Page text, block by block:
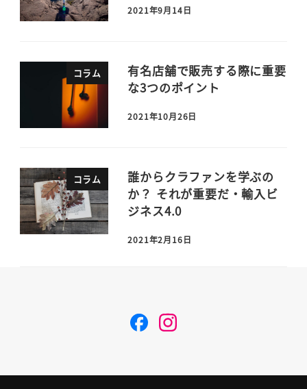
2021年9月14日
コラム
有名店舗で販売する際に重要
な3つのポイント
2021年10月26日
コラム
誰からクラファンを学ぶの
か？ それが重要だ・輸入ビ
ジネス4.0
2021年2月16日
F I